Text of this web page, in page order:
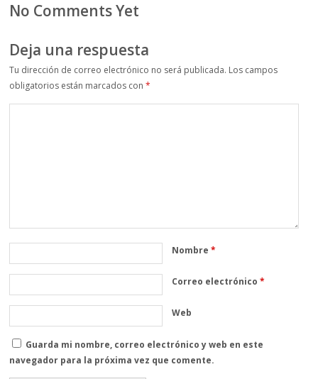
No Comments Yet
Deja una respuesta
Tu dirección de correo electrónico no será publicada. Los campos
obligatorios están marcados con*
Nombre*
Correo electrónico*
Web
Guarda mi nombre, correo electrónico y web en este
navegador para la próxima vez que comente.